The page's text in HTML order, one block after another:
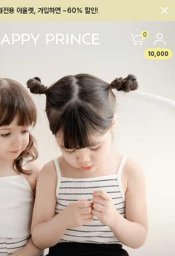
전용 아울렛, 가입하면 ~60% 할인!
0
10,000